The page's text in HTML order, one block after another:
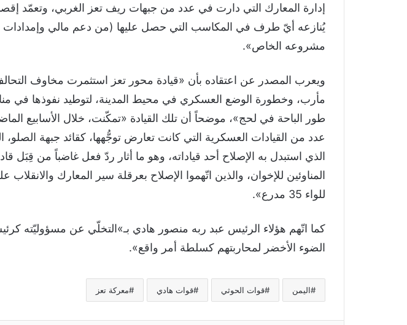
إدارة المعارك التي دارت في عدد من جبهات ريف تعز الغربي، وتعمّد
يُنازعه أيّ طرف في المكاسب التي حصل عليها (من دعم مالي وإمدادات
مشروعه الخاص».
ويعرب المصدر عن اعتقاده بأن «قيادة محور تعز استثمرت مخاوف
مأرب، وخطورة الوضع العسكري في محيط المدينة، لتوطيد نفوذها في
طور الباحة في لحج»، موضحاً أن تلك القيادة «تمكّنت، خلال الأسابيع
عدد من القيادات العسكرية التي كانت تعارض توجُّهها، كقائد جبهة الصلو،
الذي استبدل به الإصلاح أحد قياداته، وهو ما أثار ردّ فعل غاضباً من قِبَل
المناوئين للإخوان، والذين اتّهموا الإصلاح بعرقلة سير المعارك والانقلاب
للواء 35 مدرع».
كما اتّهم هؤلاء الرئيس عبد ربه منصور هادي بـ»التخلّي عن مسؤوليّته
الضوء الأخضر لمحاربتهم كسلطة أمر واقع».
اليمن قوات الحوثي قوات هادي معركة تعز